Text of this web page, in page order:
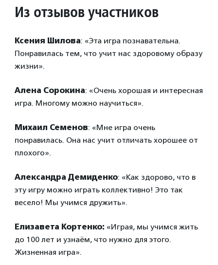
Из отзывов участников
Ксения Шилова: «Эта игра познавательна.
Понравилась тем, что учит нас здоровому образу
жизни».
Алена Сорокина: «Очень хорошая и интересная
игра. Многому можно научиться».
Михаил Семенов: «Мне игра очень
понравилась. Она нас учит отличать хорошее от
плохого».
Александра Демиденко: «Как здорово, что в
эту игру можно играть коллективно! Это так
весело! Мы учимся дружить».
Елизавета Кортенко: «Играя, мы учимся жить
до 100 лет и узнаём, что нужно для этого.
Жизненная игра».